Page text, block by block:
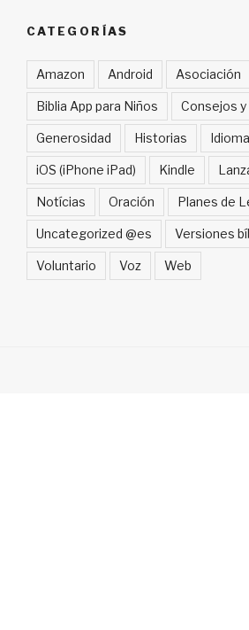
CATEGORÍAS
Amazon Android Asociación
Biblia App para Niños Consejos y
Generosidad Historias
iOS (iPhone iPad) Kindle
Notícias Oración Planes de
Uncategorized @es Versiones
Voluntario Voz Web